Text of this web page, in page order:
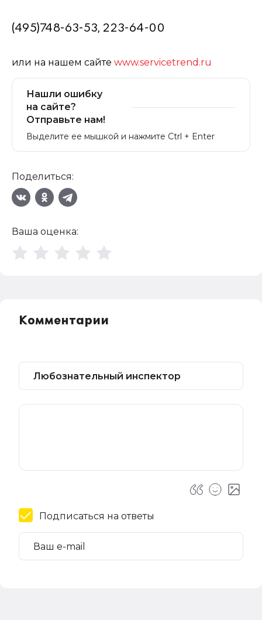
(495)748-63-53, 223-64-00
или на нашем сайте www.servicetrend.ru
Нашли ошибку
на сайте?
Отправьте нам!
Выделите ее мышкой и нажмите Ctrl + Enter
Поделиться:
Ваша оценка:
Комментарии
Подписаться на ответы